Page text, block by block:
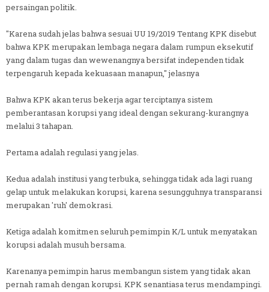
persaingan politik.
"Karena sudah jelas bahwa sesuai UU 19/2019 Tentang KPK disebut
bahwa KPK merupakan lembaga negara dalam rumpun eksekutif
yang dalam tugas dan wewenangnya bersifat independen tidak
terpengaruh kepada kekuasaan manapun," jelasnya
Bahwa KPK akan terus bekerja agar terciptanya sistem
pemberantasan korupsi yang ideal dengan sekurang-kurangnya
melalui 3 tahapan.
Pertama adalah regulasi yang jelas.
Kedua adalah institusi yang terbuka, sehingga tidak ada lagi ruang
gelap untuk melakukan korupsi, karena sesungguhnya transparansi
merupakan 'ruh' demokrasi.
Ketiga adalah komitmen seluruh pemimpin K/L untuk menyatakan
korupsi adalah musuh bersama.
Karenanya pemimpin harus membangun sistem yang tidak akan
pernah ramah dengan korupsi. KPK senantiasa terus mendampingi.